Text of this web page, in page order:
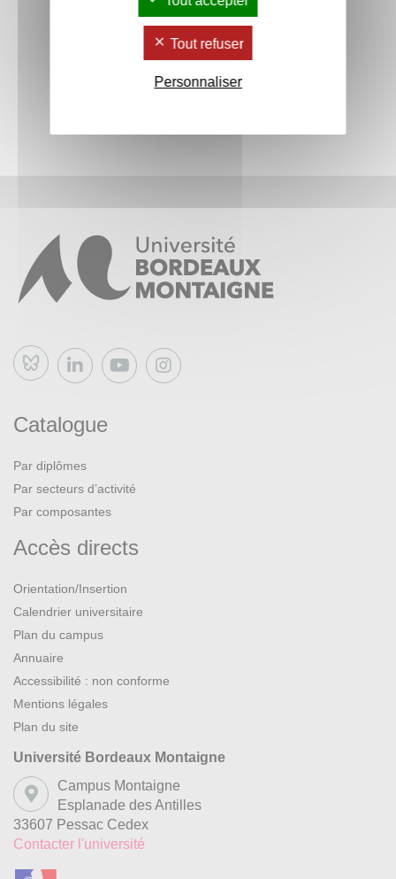
Bluesky
Catalogue
Par diplômes
Par secteurs d’activité
Par composantes
Accès directs
Orientation/Insertion
Calendrier universitaire
Plan du campus
Annuaire
Accessibilité : non conforme
Mentions légales
Plan du site
Université Bordeaux Montaigne
Campus Montaigne
Esplanade des Antilles
33607 Pessac Cedex
Contacter l'université
Tout refuser
Personnaliser